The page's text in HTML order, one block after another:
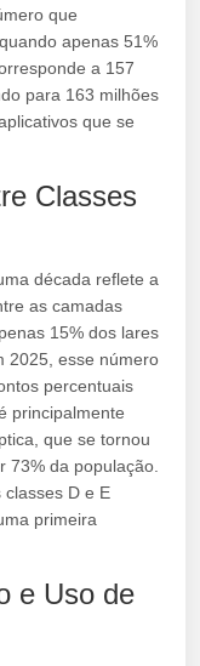
que
apenas 51%
a 157
para 163 milhões
que se
Classes
década reflete a
as camadas
15% dos lares
2025, esse número
percentuais
principalmente
que se tornou
73% da população.
D e E
primeira
e Uso de